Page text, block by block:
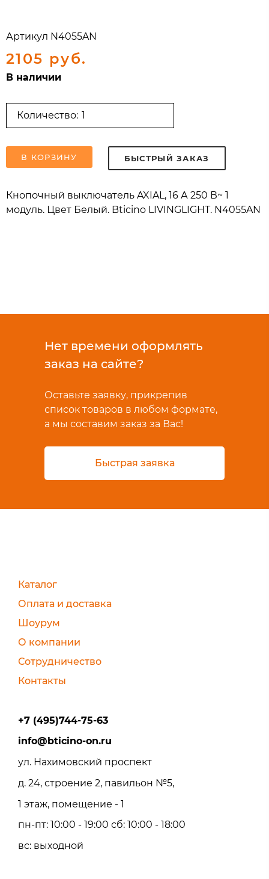
Артикул N4055AN
2105 руб.
В наличии
Количество:
В КОРЗИНУ БЫСТРЫЙ ЗАКАЗ
Кнопочный выключатель AXIAL, 16 А 250 В~ 1
модуль. Цвет Белый. Bticino LIVINGLIGHT. N4055AN
Нет времени оформлять
заказ на сайте?
Оставьте заявку, прикрепив
список товаров в любом формате,
а мы составим заказ за Вас!
Быстрая заявка
Каталог
Оплата и доставка
Шоурум
О компании
Сотрудничество
Контакты
+7 (495)744-75-63
info@bticino-on.ru
ул. Нахимовский проспект
д. 24, строение 2, павильон №5,
1 этаж, помещение - 1
пн-пт: 10:00 - 19:00 сб: 10:00 - 18:00
вс: выходной